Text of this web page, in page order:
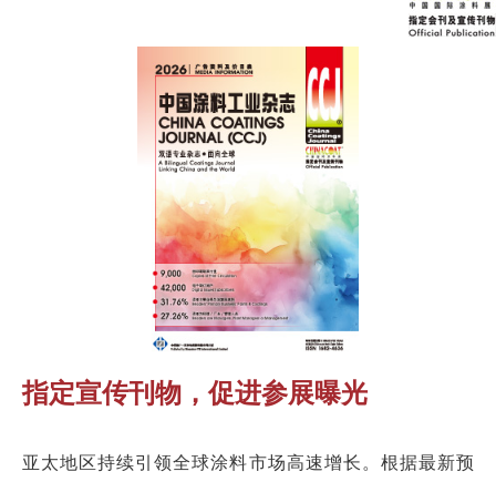
指定宣传刊物，促进参展曝光
亚太地区持续引领全球涂料市场高速增长。根据最新预